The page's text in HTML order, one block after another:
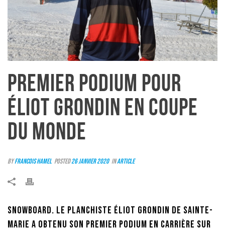
PREMIER PODIUM POUR
ÉLIOT GRONDIN EN COUPE
DU MONDE
ByFrancois Hamel Posted26 janvier 2020 InArticle
SNOWBOARD. Le planchiste Éliot Grondin de Sainte-
Marie a obtenu son premier podium en carrière sur